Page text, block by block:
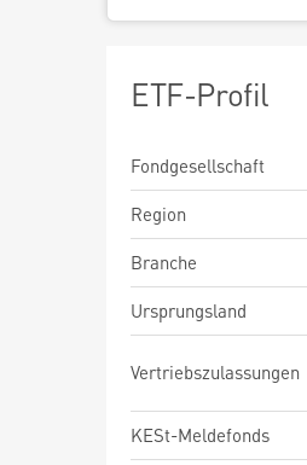
ETF-Profil
Fondgesellschaft
Region
Branche
Ursprungsland
Vertriebszulassungen
KESt-Meldefonds